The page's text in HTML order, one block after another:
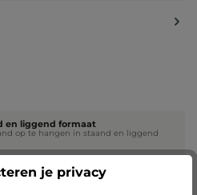
en liggend formaat
op te hangen in staand en liggend
je privacy